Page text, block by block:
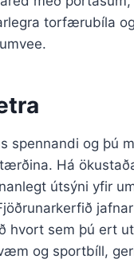
torfærubíla
spennandi og þú
Há
útsýni yfir
hvort sem þú ert
og sportbíll,